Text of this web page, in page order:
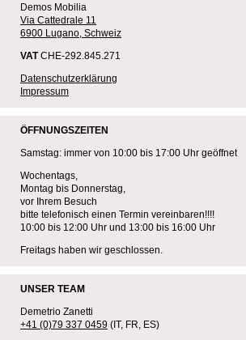
Demos Mobilia
Via Cattedrale 11
6900 Lugano, Schweiz
VATCHE-292.845.271
Datenschutzerklärung
Impressum
ÖFFNUNGSZEITEN
Samstag: immer von 10:00 bis 17:00 Uhr geöffnet
Wochentags,
Montag bis Donnerstag,
vor Ihrem Besuch
bitte telefonisch einen Termin vereinbaren!!!!
10:00 bis 12:00 Uhr und 13:00 bis 16:00 Uhr
Freitags haben wir geschlossen.
UNSER TEAM
Demetrio Zanetti
+41 (0)79 337 0459 (IT, FR, ES)